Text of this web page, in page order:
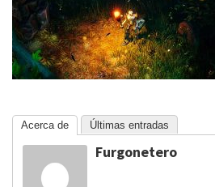
Acerca de Últimas entradas
Furgonetero